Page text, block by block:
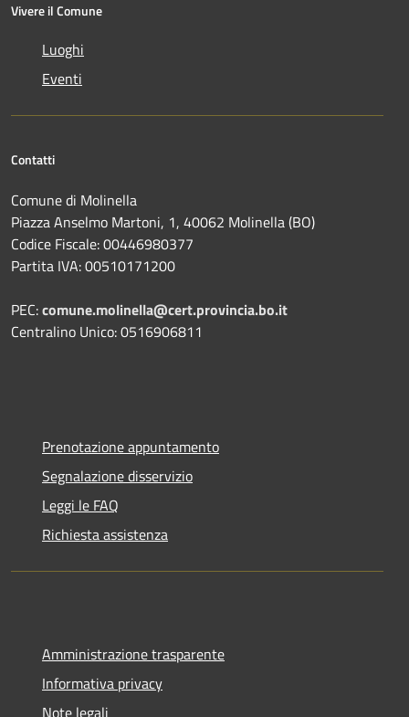
Vivere il Comune
Luoghi
Eventi
Contatti
Comune di Molinella
Piazza Anselmo Martoni, 1, 40062 Molinella (BO)
Codice Fiscale: 00446980377
Partita IVA: 00510171200
PEC:comune.molinella@cert.provincia.bo.it
Centralino Unico: 0516906811
Prenotazione appuntamento
Segnalazione disservizio
Leggi le FAQ
Richiesta assistenza
Amministrazione trasparente
Informativa privacy